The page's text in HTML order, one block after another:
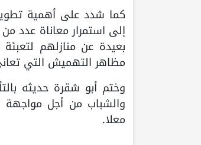
كما شدد على أهمية
إلى استمرار معاناة عدد
بعيدة عن منازلهم لتعبئة
مظاهر التهميش التي
وختم أبو شقرة حديثه
والشباب من أجل مواجهة
معلا.